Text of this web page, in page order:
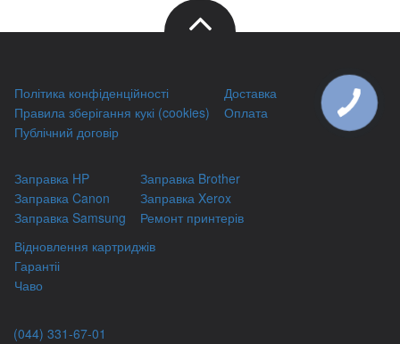
Політика конфіденційності
Правила зберігання кукі (cookies)
Публічний договір
Доставка
Оплата
Заправка HP
Заправка Canon
Заправка Samsung
Заправка Brother
Заправка Xerox
Ремонт принтерів
Відновлення картриджів
Гарантіі
Чаво
(044) 331-67-01